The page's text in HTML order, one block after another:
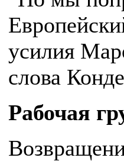
усилия
слова
Рабочая